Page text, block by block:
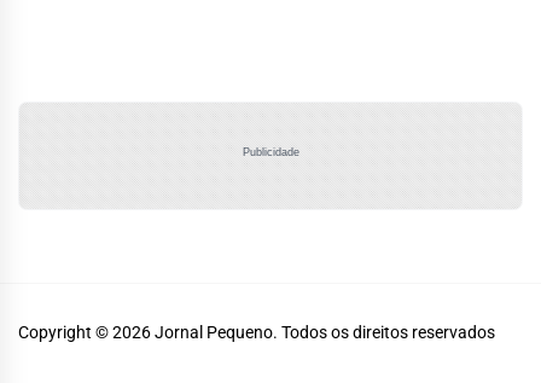
Publicidade
Copyright © 2026Jornal Pequeno. Todos os direitos reservados